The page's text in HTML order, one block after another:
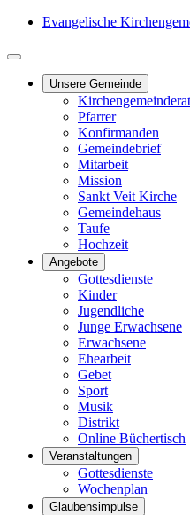
Evangelische
Unsere Gemeinde
Kirchengemeinderat
Pfarrer
Konfirmanden
Gemeindebrief
Mitarbeit
Mission
Sankt Veit Kirche
Gemeindehaus
Taufe
Hochzeit
Angebote
Gottesdienste
Kinder
Jugendliche
Junge Erwachsene
Erwachsene
Ehearbeit
Gebet
Sport
Musik
Distrikt
Online Büchertisch
Veranstaltungen
Gottesdienste
Wochenplan
Glaubensimpulse